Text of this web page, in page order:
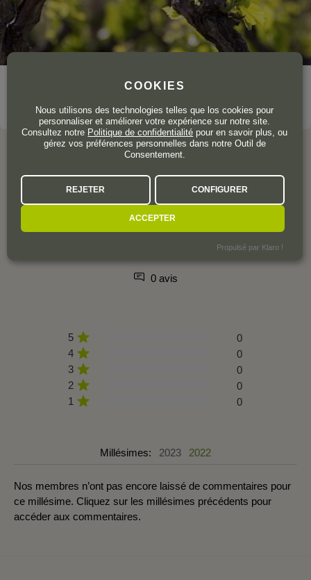
VOIR LE DOMAINE
L'AVIS DE LA COMMUNAUTÉ
0 avis
5
0
4
0
3
0
2
0
1
0
Millésimes: 2023 2022
Nos membres n’ont pas encore laissé de commentaires pour
ce millésime. Cliquez sur les millésimes précédents pour
accéder aux commentaires.
COOKIES
Nous utilisons des technologies telles que los cookies pour
personnaliser et améliorer votre expérience sur notre site.
Consultez notre Politique de confidentialité pour en savoir plus, ou
gérez vos préférences personnelles dans notre Outil de
Consentement.
REJETER CONFIGURER
ACCEPTER
Propulsé par Klaro !